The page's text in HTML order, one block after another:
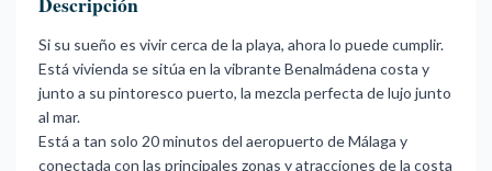
Si su sueño es vivir cerca de la playa, ahora lo puede cumplir.
Está vivienda se sitúa en la vibrante Benalmádena costa y
junto a su pintoresco puerto, la mezcla perfecta de lujo junto
al mar.
Está a tan solo 20 minutos del aeropuerto de Málaga y
conectada con las principales zonas y atracciones de la costa